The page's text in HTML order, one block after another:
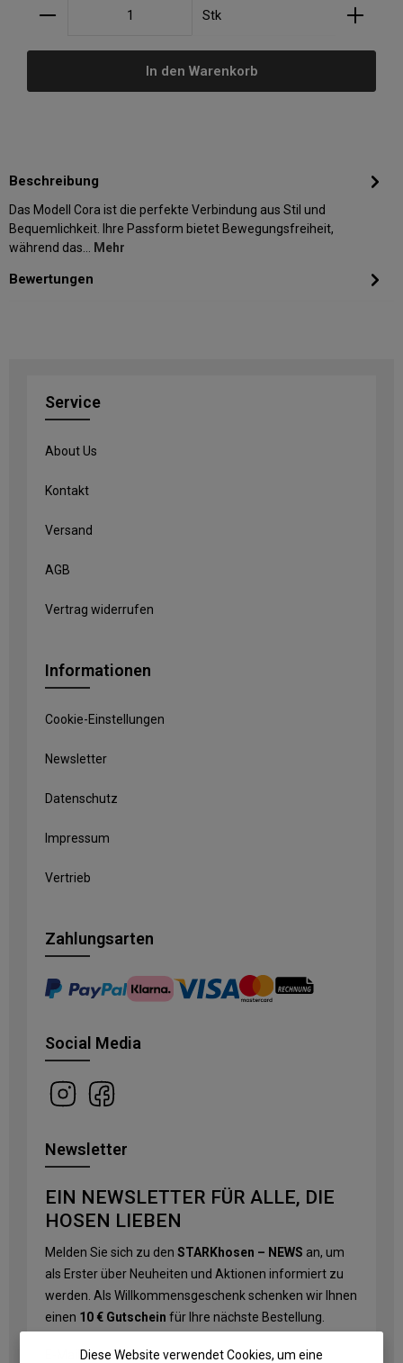
Produkt Anzahl: Gib den gewünschten Wert ein
Stk
In den Warenkorb
Beschreibung
Das Modell Cora ist die perfekte Verbindung aus Stil und
Bequemlichkeit. Ihre Passform bietet Bewegungsfreiheit,
während das… Mehr
Bewertungen
Service
About Us
Kontakt
Versand
AGB
Vertrag widerrufen
Informationen
Cookie-Einstellungen
Newsletter
Datenschutz
Impressum
Vertrieb
Zahlungsarten
Social Media
Newsletter
EIN NEWSLETTER FÜR ALLE, DIE
HOSEN LIEBEN
Melden Sie sich zu den STARKhosen – NEWS an, um
als Erster über Neuheiten und Aktionen informiert zu
werden. Als Willkommensgeschenk schenken wir Ihnen
einen 10 € Gutschein für Ihre nächste Bestellung.
E-Mail-Adresse*
Diese Website verwendet Cookies, um eine